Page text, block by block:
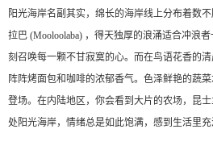
阳光海岸名副其实，绵长的海岸线上分布着数
拉巴 (Mooloolaba) ，得天独厚的浪涌适合冲浪
刻召唤每一颗不甘寂寞的心。而在鸟语花香的
阵阵烤面包和咖啡的浓郁香气。色泽鲜艳的蔬
登场。在内陆地区，你会看到大片的农场，昆
处阳光海岸，情绪总是如此饱满，感到生活里充